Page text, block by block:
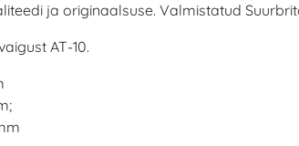
ja originaalsuse. Valmistatud
AT-10.